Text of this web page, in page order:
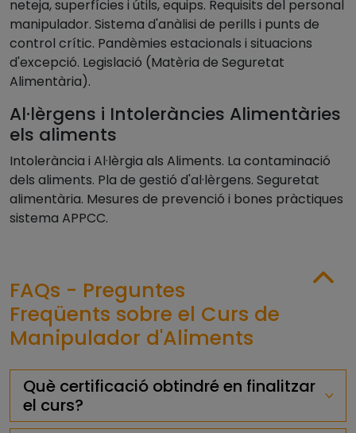
neteja, superfícies i útils, equips. Requisits del personal
manipulador. Sistema d'anàlisi de perills i punts de
control crític. Pandèmies estacionals i situacions
d'excepció. Legislació (Matèria de Seguretat
Alimentària).
Al·lèrgens i Intoleràncies Alimentàries
els aliments
Intolerància i Al·lèrgia als Aliments. La contaminació
dels aliments. Pla de gestió d'al·lèrgens. Seguretat
alimentària. Mesures de prevenció i bones pràctiques
sistema APPCC.
FAQs - Preguntes
Freqüents sobre el Curs de
Manipulador d'Aliments
Què certificació obtindré en finalitzar
el curs?